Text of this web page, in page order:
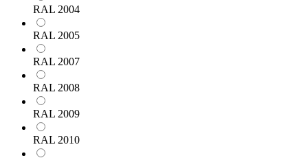
RAL 2004
RAL 2005
RAL 2007
RAL 2008
RAL 2009
RAL 2010